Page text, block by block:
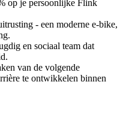
op je persoonlijke Flink
- een moderne e-bike,
en sociaal team dat
van de volgende
te ontwikkelen binnen